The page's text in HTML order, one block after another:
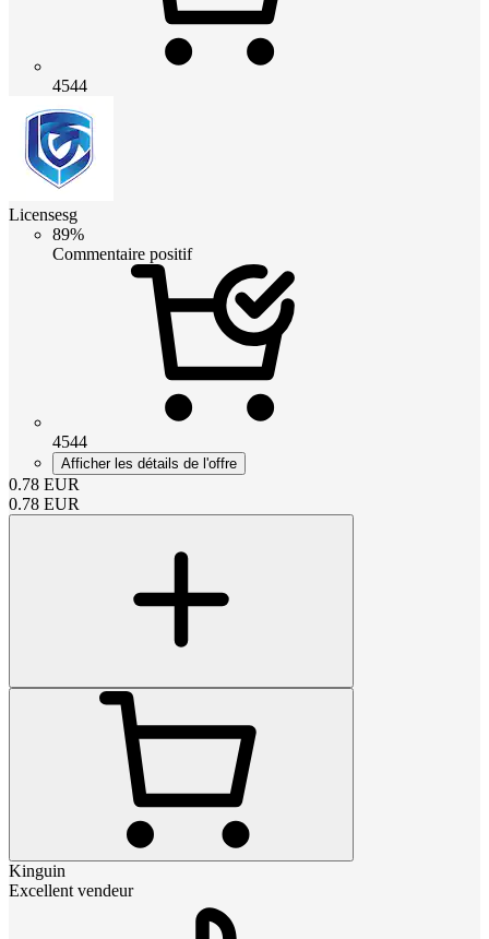
4544
Licensesg
89%
Commentaire positif
4544
Afficher les détails de l'offre
0.78 EUR
0.78 EUR
Kinguin
Excellent vendeur